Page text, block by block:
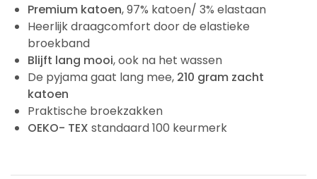
Premium katoen, 97% katoen/ 3% elastaan
Heerlijk draagcomfort door de elastieke
broekband
Blijft lang mooi, ook na het wassen
De pyjama gaat lang mee, 210 gram zacht
katoen
Praktische broekzakken
OEKO- TEX standaard 100 keurmerk